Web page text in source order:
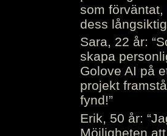
som
dess
Sara, 22 år:
skapa
Golove AI på
projekt
fynd!”
Erik, 50 år:
Möjligheten